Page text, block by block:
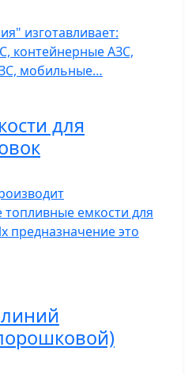
изготавливает:
контейнерные АЗС,
мобильные…
для
емкости для
предназначение это